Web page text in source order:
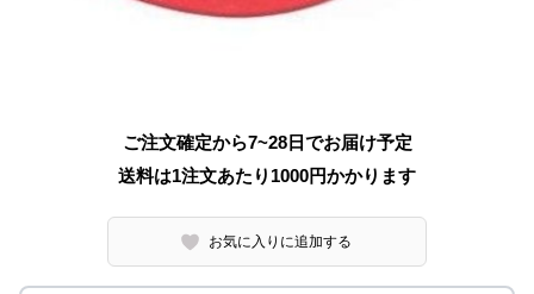
ご注文確定から7~28日でお届け予定
送料は1注文あたり 1000円かかります
お気に入りに追加する